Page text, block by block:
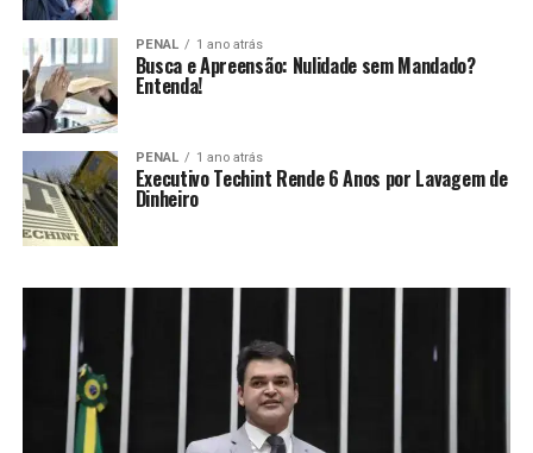
PENAL 1 ano atrás
Busca e Apreensão: Nulidade sem Mandado?
Entenda!
PENAL 1 ano atrás
Executivo Techint Rende 6 Anos por Lavagem de
Dinheiro